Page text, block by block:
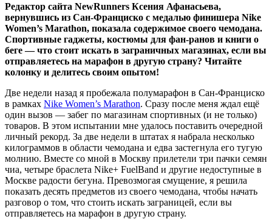
Редактор сайта NewRunners Ксения Афанасьева,
вернувшись из Сан-Франциско с медалью финишера Nike
Women’s Marathon, показала содержимое своего чемодана.
Спортивные гаджеты, костюмы для фан-ранов и книги о
беге — что стоит искать в заграничных магазинах, если вы
отправляетесь на марафон в другую страну? Читайте
колонку и делитесь своим опытом!
Две недели назад я пробежала полумарафон в Сан-Франциско
в рамках Nike Women’s Marathon. Сразу после меня ждал ещё
один вызов — забег по магазинам спортивных (и не только)
товаров. В этом испытании мне удалось поставить очередной
личный рекорд. За две недели в штатах я набрала несколько
килограммов в области чемодана и едва застегнула его тугую
молнию. Вместе со мной в Москву прилетели три пачки семян
чиа, четыре браслета Nike+ FuelBand и другие недоступные в
Москве радости бегуна. Превозмогая смущение, я решила
показать десять предметов из своего чемодана, чтобы начать
разговор о том, что стоить искать заграницей, если вы
отправляетесь на марафон в другую страну.